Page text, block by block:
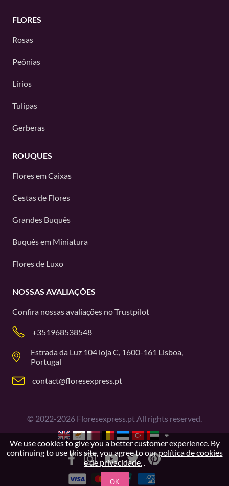
FLORES
Rosas
Peônias
Lírios
Tulipas
Gerberas
ROUQUES
Flores em Caixas
Cestas de Flores
Grandes Buquês
Buquês em Miniatura
Flores de Luxo
NOSSAS AVALIAÇÕES
Confira nossas avaliações noTrustpilot
+351968538548
Estrada da Luz 104 loja C, 1600-161 Lisboa,
Portugal
contact@floresexpress.pt
© 2022-2026 Floresexpress.pt All rights reserved.
We use cookies to give you a better customer experience. By
continuing to use this site, you agree to ourpolítica de cookies
e de privacidade..
OK